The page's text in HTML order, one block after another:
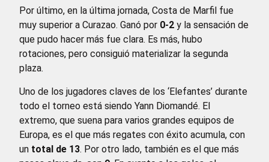
Por último, en la última jornada, Costa de Marfil fue
muy superior a Curazao. Ganó por 0-2 y la sensación de
que pudo hacer más fue clara. Es más, hubo
rotaciones, pero consiguió materializar la segunda
plaza.
Uno de los jugadores claves de los ‘Elefantes’ durante
todo el torneo está siendo Yann Diomandé. El
extremo, que suena para varios grandes equipos de
Europa, es el que más regates con éxito acumula, con
un total de 13. Por otro lado, también es el que más